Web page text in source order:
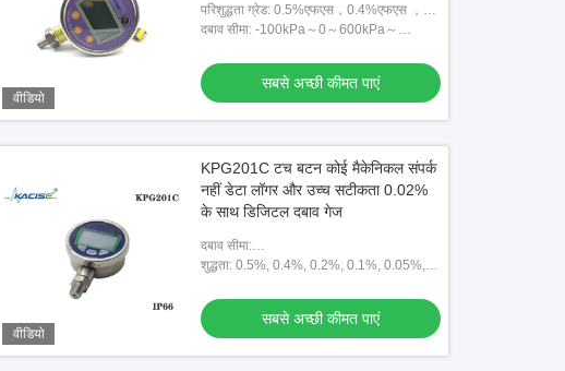
वीडियो
परिशुद्धता ग्रेड: 0.5%एफएस，0.4%एफएस ，
0.2%एफएस，0.1%एफएस，0.05%एफएस
दबाव सीमा: -100kPa～0～600kPa～
सबसे अच्छी कीमत पाएं
वीडियो
KPG201C टच बटन कोई मैकेनिकल संपर्क
नहीं डेटा लॉगर और उच्च सटीकता 0.02%
के साथ डिजिटल दबाव गेज
दबाव सीमा:
-100kpa~250pa~5kpa~250Mpa
शुद्धता: 0.5%, 0.4%, 0.2%, 0.1%, 0.05%,
सबसे अच्छी कीमत पाएं